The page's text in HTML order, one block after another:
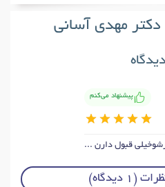
دکتر مهدی آسانی
دیدگاه
پیشنهاد می‌کنم
قبول دارن ...
دیدگاه)